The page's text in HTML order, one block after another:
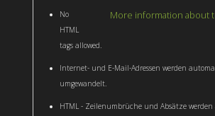
More information about
No
HTML
tags allowed.
Internet- und E-Mail-Adressen werden
umgewandelt.
HTML - Zeilenumbrüche und Absätze